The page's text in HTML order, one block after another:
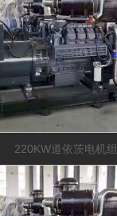
220KW道依茨电机组